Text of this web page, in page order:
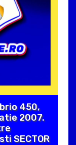
450,
2007.
SECTOR